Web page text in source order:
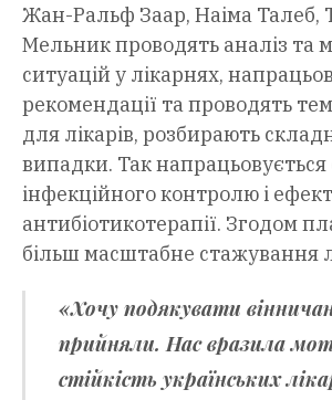
Жан-Ральф Заар, Наіма Талеб,
Мельник проводять аналіз та
ситуацій у лікарнях,
рекомендації та проводять
для лікарів, розбирають
випадки. Так напрацьовується
інфекційного контролю і
антибіотикотерапії. Згодом
більш масштабне стажування
«Хочу подякувати
прийняли. Нас вразила
стійкість українських